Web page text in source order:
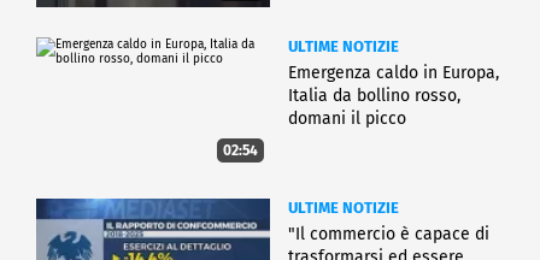
02:54
ULTIME NOTIZIE
Emergenza caldo in Europa,
Italia da bollino rosso,
domani il picco
ULTIME NOTIZIE
"Il commercio è capace di